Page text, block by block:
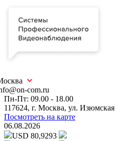
com.ru
Пн-Пт: 09.00 - 18.00
117624, г. Москва, ул.
Посмотреть на карте
06.08.2026
USD 80,9293